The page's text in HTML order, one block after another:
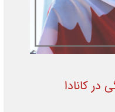
کانادا